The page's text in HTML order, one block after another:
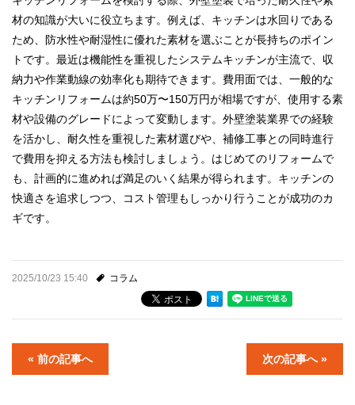
材の知識が大いに役立ちます。例えば、キッチンは水回りである
ため、防水性や耐湿性に優れた素材を選ぶことが長持ちのポイン
トです。最近は機能性を重視したシステムキッチンが主流で、収
納力や作業動線の効率化も期待できます。費用面では、一般的な
キッチンリフォームは約50万〜150万円が相場ですが、使用する素
材や設備のグレードによって変動します。外壁塗装業界での経験
を活かし、耐久性を重視した素材選びや、補修工事との同時進行
で費用を抑える方法も検討しましょう。はじめてのリフォームで
も、計画的に進めれば満足のいく結果が得られます。キッチンの
快適さを追求しつつ、コスト管理もしっかり行うことが成功のカ
ギです。
2025/10/23 15:40 コラム
« 前の記事へ 次の記事へ »